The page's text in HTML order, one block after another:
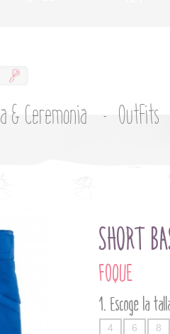
& Ceremonia Outfits
SHORT
FOQUE
Escoge la
4 6 8